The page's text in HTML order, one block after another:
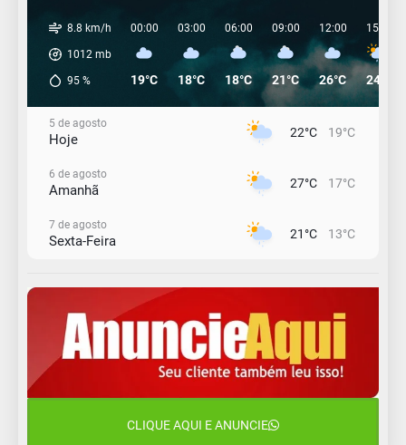
8.8 km/h
1012 mb
95 %
00:00
19°C
03:00
18°C
06:00
18°C
09:00
21°C
12:00
26°C
15:00
24°C
5 de agosto
Hoje 22°C 19°C
6 de agosto
Amanhã 27°C 17°C
7 de agosto
Sexta-Feira 21°C 13°C
Sábado 23°C 11°C
9 de agosto
Domingo
CLIQUE AQUI E ANUNCIE